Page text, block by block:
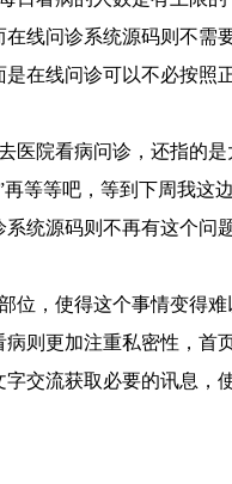
线问诊系统源码则不
在线问诊可以不必按
院看病问诊，还指的
等等吧，等到下周我这
统源码则不再有这个
位，使得这个事情变得
则更加注重私密性，
交流获取必要的讯息，